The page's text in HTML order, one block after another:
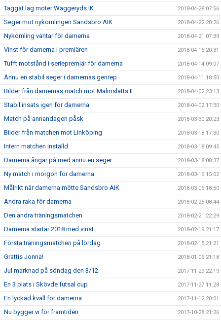
Taggat lag möter Waggeryds IK 2018-04-28 07:56
Seger mot nykomlingen Sandsbro AIK 2018-04-22 20:26
Nykomling väntar för damerna 2018-04-21 07:39
Vinst för damerna i premiären 2018-04-15 20:31
Tufft motstånd i seriepremiär för damerna 2018-04-14 09:07
Ännu en stabil seger i damernas genrep 2018-04-11 18:50
Bilder från damernas match mot Malmslätts IF 2018-04-02 23:13
Stabil insats igen för damerna 2018-04-02 17:30
Match på annandagen påsk 2018-03-30 20:23
Bilder från matchen mot Linköping 2018-03-18 17:30
Intern matchen inställd 2018-03-18 09:45
Damerna ångar på med ännu en seger 2018-03-18 08:37
Ny match i morgon för damerna 2018-03-16 15:02
Målrikt när damerna mötte Sandsbro AIK 2018-03-06 18:50
Andra raka för damerna 2018-02-25 08:44
Den andra träningsmatchen 2018-02-21 22:29
Damerna startar 2018 med vinst 2018-02-19 21:17
Första träningsmatchen på lördag 2018-02-15 21:21
Grattis Jonna! 2018-01-06 21:18
Jul marknad på söndag den 3/12 2017-11-29 22:19
En 3 plats i Skövde futsal cup 2017-11-27 11:28
En lyckad kväll för damerna 2017-11-12 20:01
Nu bygger vi för framtiden 2017-10-28 21:26